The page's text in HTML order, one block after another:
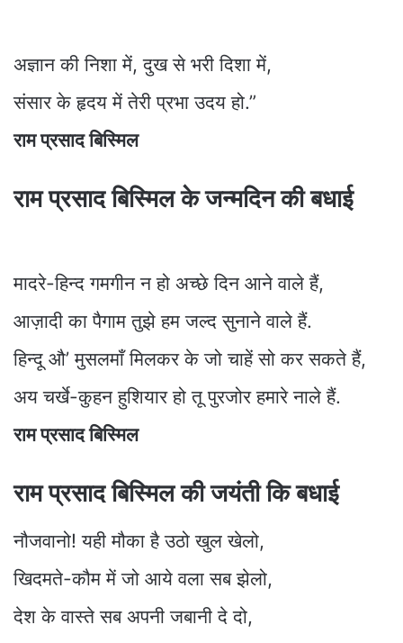
अज्ञान की निशा में, दुख से भरी दिशा में,
संसार के हृदय में तेरी प्रभा उदय हो.”
राम प्रसाद बिस्मिल
राम प्रसाद बिस्मिल के जन्मदिन की बधाई
मादरे-हिन्द गमगीन न हो अच्छे दिन आने वाले हैं,
आज़ादी का पैगाम तुझे हम जल्द सुनाने वाले हैं.
हिन्दू औ’ मुसलमाँ मिलकर के जो चाहें सो कर सकते हैं,
अय चर्खे-कुहन हुशियार हो तू पुरजोर हमारे नाले हैं.
राम प्रसाद बिस्मिल
राम प्रसाद बिस्मिल की जयंती कि बधाई
नौजवानो! यही मौका है उठो खुल खेलो,
खिदमते-कौम में जो आये वला सब झेलो,
देश के वास्ते सब अपनी जबानी दे दो,